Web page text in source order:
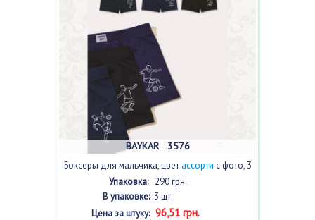
BAYKAR 3576
Боксеры для мальчика, цвет ассорти с фото, 3
шт.
Упаковка: 290 грн.
В упаковке:3 шт.
Цена за штуку:96,51 грн.